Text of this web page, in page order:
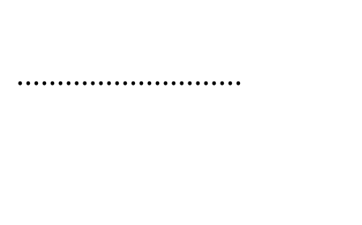
............................